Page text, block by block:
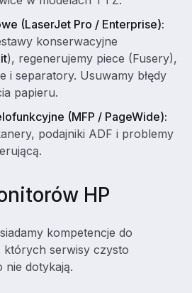
(LaserJet Pro / Enterprise):
konserwacyjne
), regenerujemy piece (Fusery),
i separatory. Usuwamy błędy
papieru.
(MFP / PageWide):
podajniki ADF i problemy
HP
kompetencje do
serwisy czysto
nie dotykają.